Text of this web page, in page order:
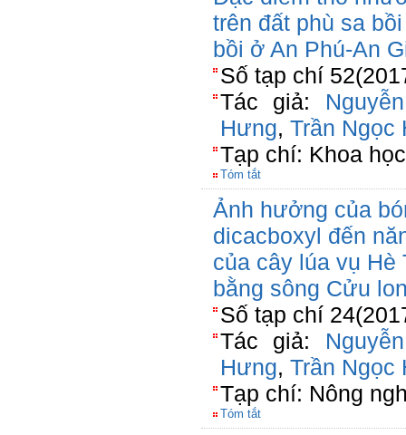
trên đất phù sa
bồi ở An Phú-An
Số tạp chí
Tác giả:
Hưng, Trần Ngọc
Tạp chí: Khoa
Tóm tắt
Ảnh hưởng của
dicacboxyl đến
của cây lúa vụ Hè
bằng sông Cửu
Số tạp chí
Tác giả:
Hưng, Trần Ngọc
Tạp chí: Nông
Tóm tắt